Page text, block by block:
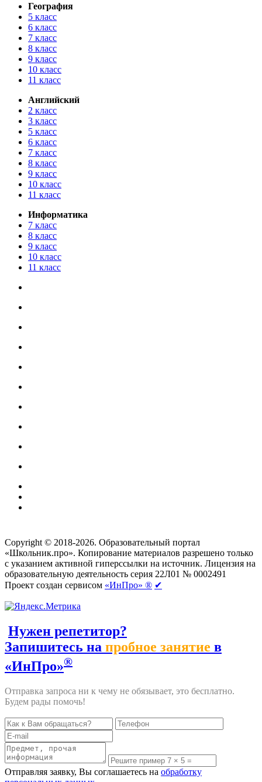
География
5 класс
6 класс
7 класс
8 класс
9 класс
10 класс
11 класс
Английский
2 класс
3 класс
5 класс
6 класс
7 класс
8 класс
9 класс
10 класс
11 класс
Информатика
7 класс
8 класс
9 класс
10 класс
11 класс
Copyright © 2018-2026. Образовательный портал
«Школьник.про». Копирование материалов разрешено только
с указанием активной гиперссылки на источник. Лицензия на
образовательную деятельность серия 22Л01 № 0002491
Проект создан сервисом «ИнПро» ® ✔
Нужен репетитор?
Запишитесь на пробное занятие в
«ИнПро»®
Отправка запроса ни к чему не обязывает, это бесплатно.
Будем рады помочь!
Отправляя заявку, Вы соглашаетесь на обработку